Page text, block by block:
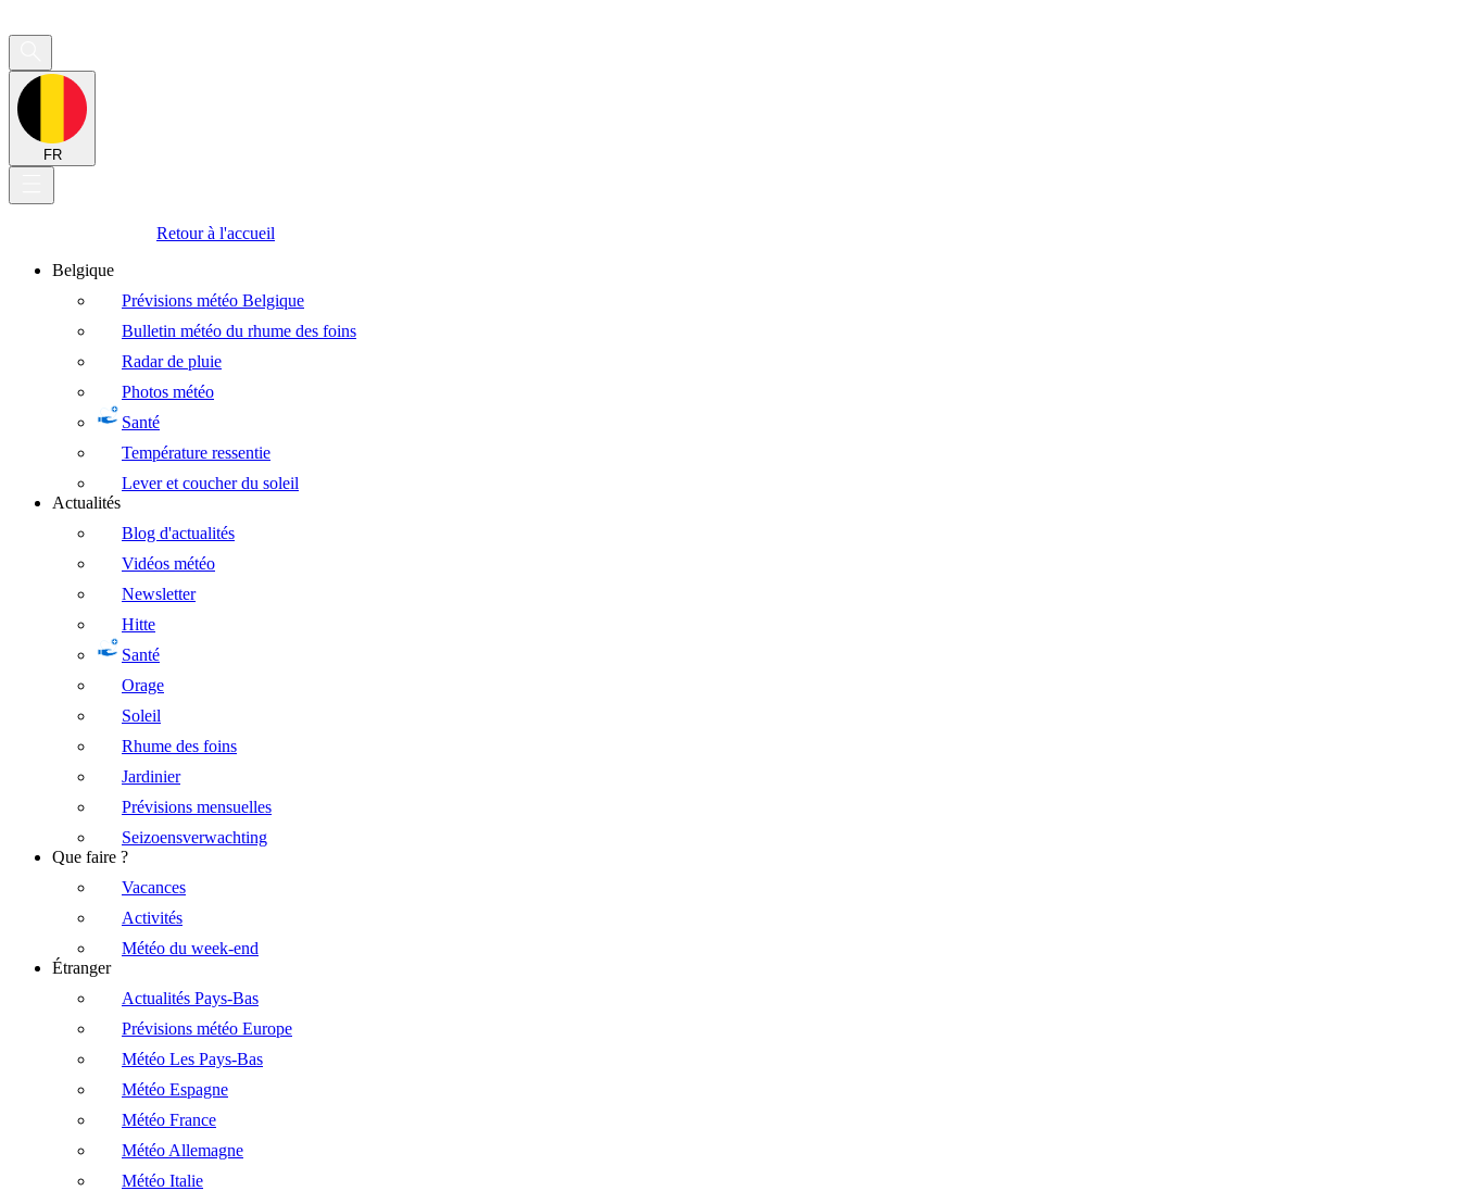
FR
Retour à l'accueil
Belgique
Prévisions météo Belgique
Bulletin météo du rhume des foins
Radar de pluie
Photos météo
Santé
Température ressentie
Lever et coucher du soleil
Actualités
Blog d'actualités
Vidéos météo
Newsletter
Hitte
Santé
Orage
Soleil
Rhume des foins
Jardinier
Prévisions mensuelles
Seizoensverwachting
Que faire ?
Vacances
Activités
Météo du week-end
Étranger
Actualités Pays-Bas
Prévisions météo Europe
Météo Les Pays-Bas
Météo Espagne
Météo France
Météo Allemagne
Météo Italie